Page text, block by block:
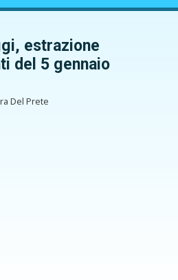
estrazione
del 5 gennaio
Del Prete